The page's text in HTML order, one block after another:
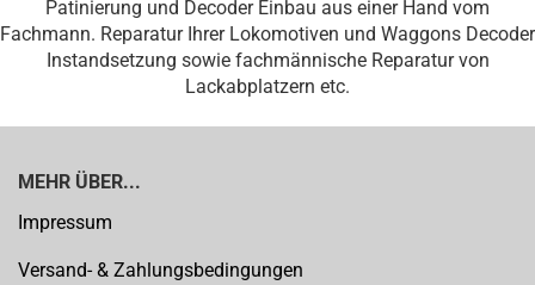
Patinierung und Decoder Einbau aus einer Hand vom
Fachmann. Reparatur Ihrer Lokomotiven und Waggons Decoder
Instandsetzung sowie fachmännische Reparatur von
Lackabplatzern etc.
MEHR ÜBER...
Impressum
Versand- & Zahlungsbedingungen